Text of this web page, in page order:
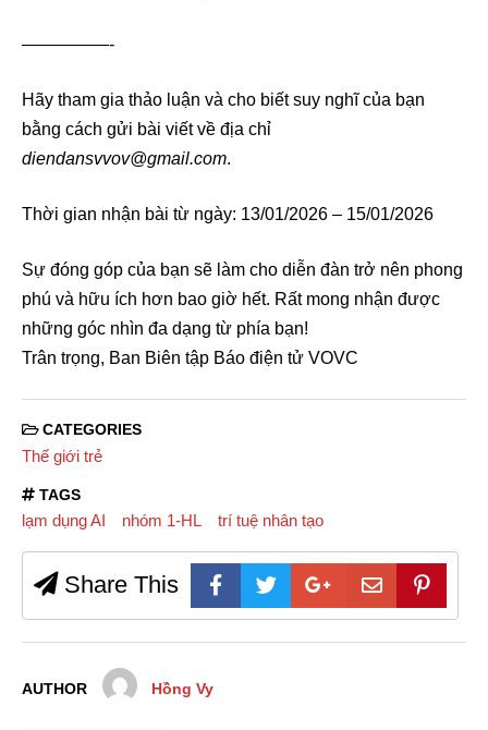
—————-
Hãy tham gia thảo luận và cho biết suy nghĩ của bạn
bằng cách gửi bài viết về địa chỉ
diendansvvov@gmail.com.
Thời gian nhận bài từ ngày: 13/01/2026 – 15/01/2026
Sự đóng góp của bạn sẽ làm cho diễn đàn trở nên phong
phú và hữu ích hơn bao giờ hết. Rất mong nhận được
những góc nhìn đa dạng từ phía bạn!
Trân trọng, Ban Biên tập Báo điện tử VOVC
CATEGORIES
Thế giới trẻ
TAGS
lạm dụng AI nhóm 1-HL trí tuệ nhân tạo
Share This
AUTHOR Hồng Vy